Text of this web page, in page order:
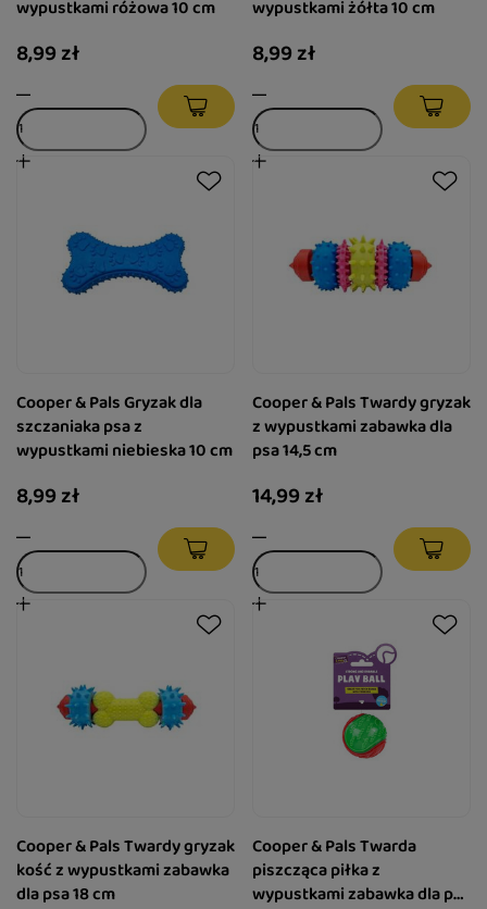
wypustkami różowa 10 cm
8,99 zł
wypustkami żółta 10 cm
8,99 zł
Cooper & Pals Gryzak dla
szczaniaka psa z
wypustkami niebieska 10 cm
8,99 zł
Cooper & Pals Twardy gryzak
z wypustkami zabawka dla
psa 14,5 cm
14,99 zł
Cooper & Pals Twardy gryzak
kość z wypustkami zabawka
dla psa 18 cm
Cooper & Pals Twarda
piszcząca piłka z
wypustkami zabawka dla psa